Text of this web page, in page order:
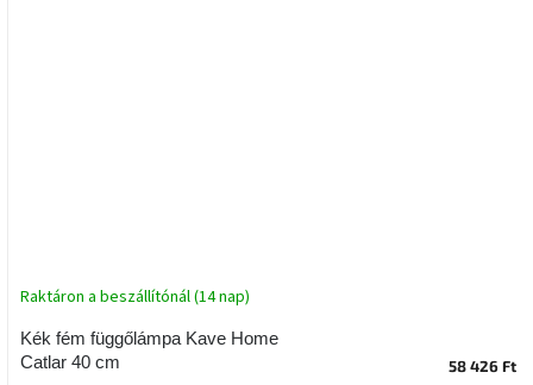
Belső
tavaszi
színekben
Kék fém függőlámpa Kave Home
Catlar 40 cm
Raktáron a beszállítónál (14 nap)
58 426 Ft